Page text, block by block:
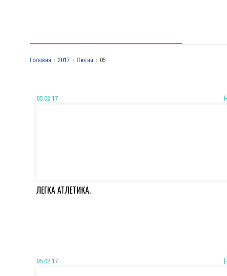
Головна › 2017 › Лютий › 05
05 02 17
ЛЕГКА АТЛЕТИКА.
05 02 17